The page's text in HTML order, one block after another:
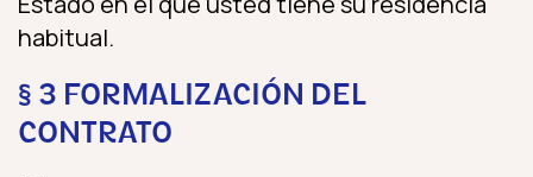
habitual.
§ 3 FORMALIZACIÓN DEL
CONTRATO